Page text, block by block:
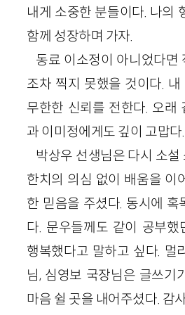
내게 소중한 분들이다. 나의
함께 성장하며 가자.
동료 이소정이 아니었다면
조차 찍지 못했을 것이다.
무한한 신뢰를 전한다. 오래
과 이미정에게도 깊이 고맙다.
박상우 선생님은 다시 소설
한치의 의심 없이 배움을 이
한 믿음을 주셨다. 동시에 혹
다. 문우들께도 같이 공부했
행복했다고 말하고 싶다. 멀
님, 심영보 국장님은 글쓰기
마음 쉴 곳을 내어주셨다. 감